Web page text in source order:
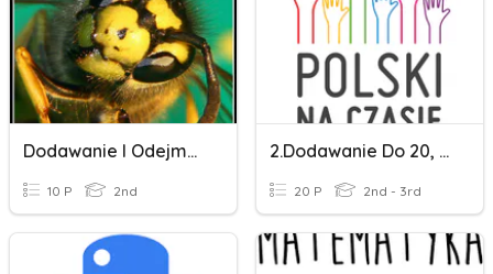
Dodawanie I Odejmowanie Do 30
10 P 2nd
2.Dodawanie Do 20, Liczby Parzyste I Nieparzyste
20 P 2nd - 3rd